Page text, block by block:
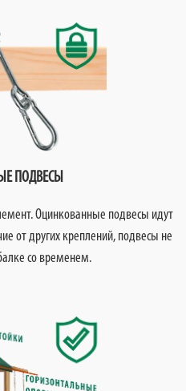
ПОДВЕСЫ
Оцинкованные подвесы идут
от других креплений, подвесы не
со временем.